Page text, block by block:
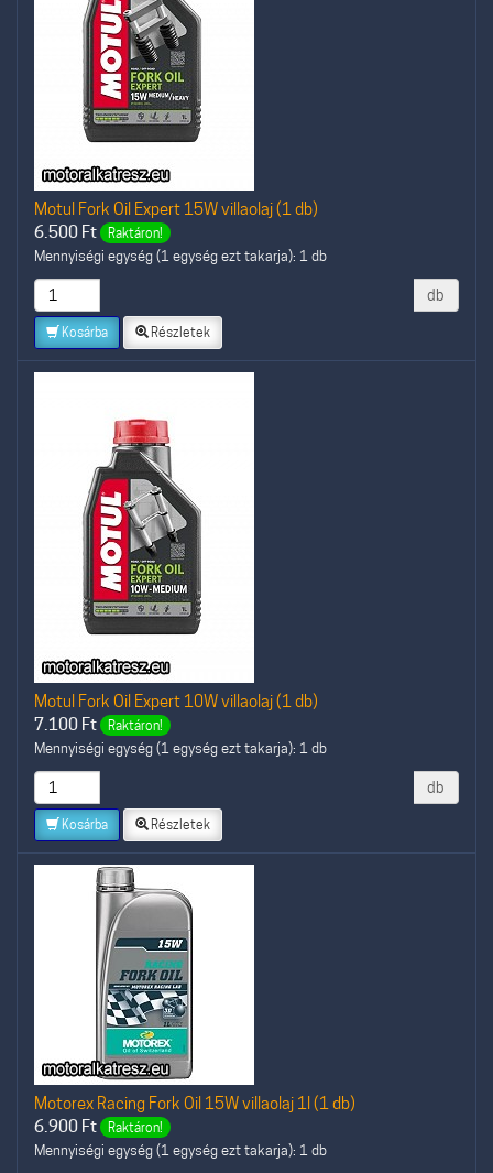
Motul Fork Oil Expert 15W villaolaj (1 db)
6.500 Ft Raktáron!
Mennyiségi egység (1 egység ezt takarja): 1 db
db
Kosárba Részletek
Motul Fork Oil Expert 10W villaolaj (1 db)
7.100 Ft Raktáron!
Mennyiségi egység (1 egység ezt takarja): 1 db
db
Kosárba Részletek
Motorex Racing Fork Oil 15W villaolaj 1l (1 db)
6.900 Ft Raktáron!
Mennyiségi egység (1 egység ezt takarja): 1 db